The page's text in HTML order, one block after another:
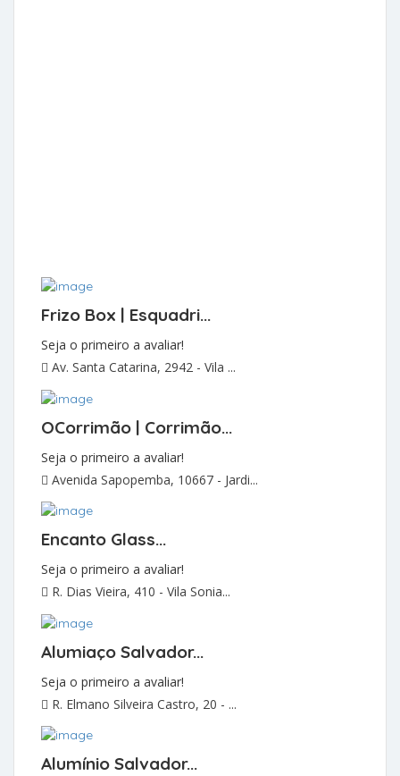
Frizo Box | Esquadri...
Seja o primeiro a avaliar!
Av. Santa Catarina, 2942 - Vila ...
OCorrimão | Corrimão...
Seja o primeiro a avaliar!
Avenida Sapopemba, 10667 - Jardi...
Encanto Glass...
Seja o primeiro a avaliar!
R. Dias Vieira, 410 - Vila Sonia...
Alumiaço Salvador...
Seja o primeiro a avaliar!
R. Elmano Silveira Castro, 20 - ...
Alumínio Salvador...